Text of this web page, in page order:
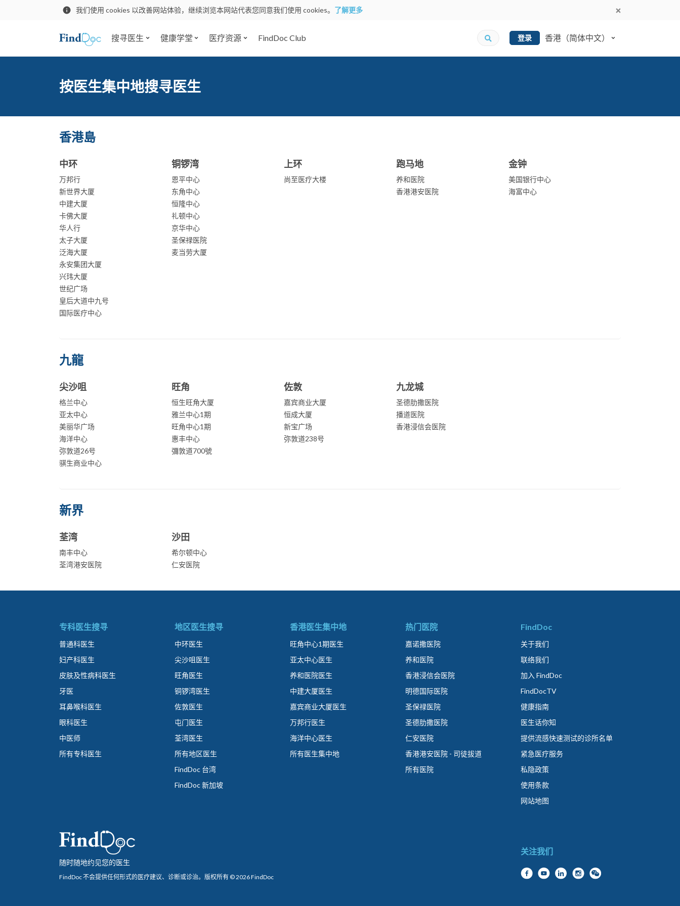
我们使用 cookies 以改善网站体验，继续浏览本网站代表您同意我们使用 cookies。 了解更多
搜寻医生 健康学堂 医疗资源 FindDoc Club 登录 香港（简体中文）
按医生集中地搜寻医生
香港島
中环
万邦行
新世界大厦
中建大厦
卡佛大厦
华人行
太子大厦
泛海大厦
永安集团大厦
兴玮大厦
世纪广场
皇后大道中九号
国际医疗中心
铜锣湾
恩平中心
东角中心
恒隆中心
礼顿中心
京华中心
圣保禄医院
麦当劳大厦
上环
尚至医疗大楼
跑马地
养和医院
香港港安医院
金钟
美国银行中心
海富中心
九龍
尖沙咀
格兰中心
亚太中心
美丽华广场
海洋中心
弥敦道26号
骐生商业中心
旺角
恒生旺角大厦
雅兰中心1期
旺角中心1期
惠丰中心
彌敦道700號
佐敦
嘉宾商业大厦
恒成大厦
新宝广场
弥敦道238号
九龙城
圣德肋撒医院
播道医院
香港浸信会医院
新界
荃湾
南丰中心
荃湾港安医院
沙田
希尔顿中心
仁安医院
专科医生搜寻
普通科医生
妇产科医生
皮肤及性病科医生
牙医
耳鼻喉科医生
眼科医生
中医师
所有专科医生
地区医生搜寻
中环医生
尖沙咀医生
旺角医生
铜锣湾医生
佐敦医生
屯门医生
荃湾医生
所有地区医生
FindDoc 台湾
FindDoc 新加坡
香港医生集中地
旺角中心1期医生
亚太中心医生
养和医院医生
中建大厦医生
嘉宾商业大厦医生
万邦行医生
海洋中心医生
所有医生集中地
热门医院
嘉诺撒医院
养和医院
香港浸信会医院
明德国际医院
圣保禄医院
圣德肋撒医院
仁安医院
香港港安医院 - 司徒拔道
所有医院
FindDoc
关于我们
联络我们
加入 FindDoc
FindDocTV
健康指南
医生话你知
提供流感快速测试的诊所名单
紧急医疗服务
私隐政策
使用条款
网站地图
随时随地约见您的医生
FindDoc 不会提供任何形式的医疗建议、诊断或诊治。 版权所有 © 2026 FindDoc
关注我们